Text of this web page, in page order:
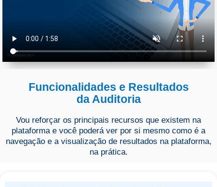
Funcionalidades e Resultados
da Auditoria
Vou reforçar os principais recursos que existem na
plataforma e você poderá ver por si mesmo como é a
navegação e a visualização de resultados na plataforma,
na prática.